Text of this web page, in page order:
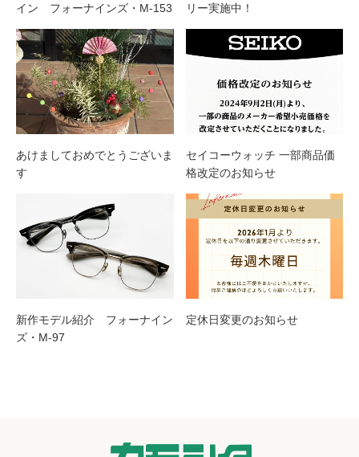
イン フォーナインズ・M-153
リー実施中！
あけましておめでとうございま
す
セイコーウォッチ 一部商品価
格改定のお知らせ
新作モデル紹介 フォーナイン
ズ・M-97
定休日変更のお知らせ